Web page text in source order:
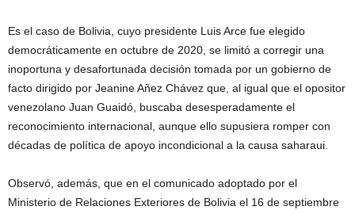
Es el caso de Bolivia, cuyo presidente Luis Arce fue elegido
democráticamente en octubre de 2020, se limitó a corregir una
inoportuna y desafortunada decisión tomada por un gobierno de
facto dirigido por Jeanine Añez Chávez que, al igual que el opositor
venezolano Juan Guaidó, buscaba desesperadamente el
reconocimiento internacional, aunque ello supusiera romper con
décadas de política de apoyo incondicional a la causa saharaui.
Observó, además, que en el comunicado adoptado por el
Ministerio de Relaciones Exteriores de Bolivia el 16 de septiembre